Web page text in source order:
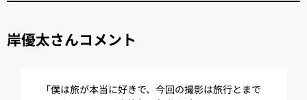
岸優太さんコメント
「僕は旅が本当に好きで、今回の撮影は旅行とまで